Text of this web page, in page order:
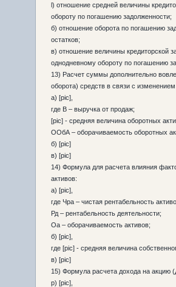
l) отношение средней величины
обороту по погашению задолженности;
б) отношение оборота по погашению
остатков;
в) отношение величины кредиторской
однодневному обороту по погашению
13) Расчет суммы дополнительно
оборота) средств в связи с
а) [pic],
где В – выручка от продаж;
[pic] - средняя величина оборотных
ООбА – оборачиваемость оборотных
б) [pic]
в) [pic]
14) Формула для расчета влияния
активов:
а) [pic],
где Чра – чистая рентабельность
Рд – рентабельность деятельности;
Оа – оборачиваемость активов;
б) [pic],
где [pic] - средняя величина
в) [pic]
15) Формула расчета дохода на акцию
p) [pic],